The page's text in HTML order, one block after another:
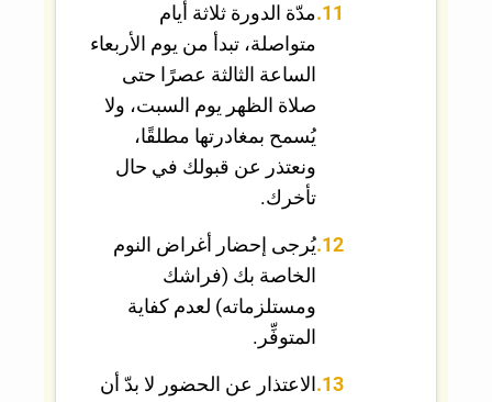
مدّة الدورة ثلاثة أيام
متواصلة، تبدأ من يوم الأربعاء
الساعة الثالثة عصرًا حتى
صلاة الظهر يوم السبت، ولا
يُسمح بمغادرتها مطلقًا،
ونعتذر عن قبولك في حال
تأخرك.
يُرجى إحضار أغراض النوم
الخاصة بك (فراشك
ومستلزماته) لعدم كفاية
المتوفِّر.
الاعتذار عن الحضور لا بدّ أن